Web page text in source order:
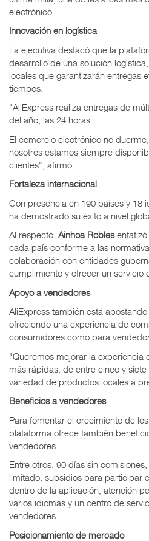
electrónico.
Innovación en logística
La ejecutiva destacó que la
desarrollo de una solución
locales que garantizarán entregas
tiempos.
"AliExpress realiza entregas de
del año, las 24 horas.
El comercio electrónico no
nosotros estamos siempre
clientes", afirmó.
Fortaleza internacional
Con presencia en 190 países y 18
ha demostrado su éxito a nivel
Al respecto, Ainhoa Roblesenfatizó
cada país conforme a las
colaboración con entidades
cumplimiento y ofrecer un servicio
Apoyo a vendedores
AliExpress también está
ofreciendo una experiencia de
consumidores como para
"Queremos mejorar la experiencia
más rápidas, de entre cinco y
variedad de productos locales a
Beneficios a vendedores
Para fomentar el crecimiento de
plataforma ofrece también
vendedores.
Entre otros, 90 días sin
limitado, subsidios para participar
dentro de la aplicación, atención
varios idiomas y un centro de
vendedores.
Posicionamiento de mercado